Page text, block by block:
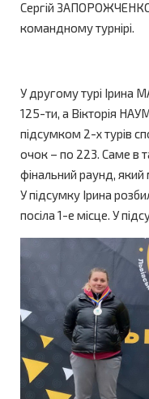
Сергій
командному турнірі.
У другому турі Ірина
125-ти, а Вікторія
підсумком 2-х турів
очок – по 223. Саме в
фінальний раунд, який
У підсумку Ірина
посіла 1-е місце. У